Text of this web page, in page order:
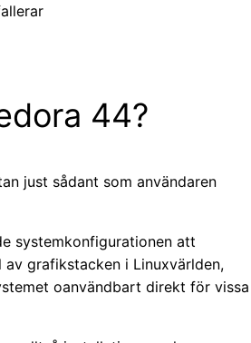
44?
just sådant som användaren
systemkonfigurationen att
grafikstacken i Linuxvärlden,
oanvändbart direkt för vissa